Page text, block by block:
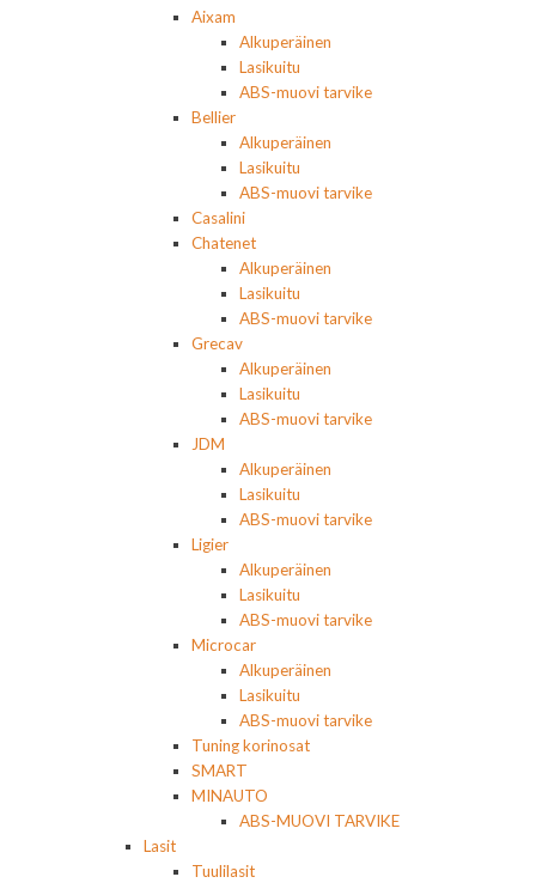
Aixam
Alkuperäinen
Lasikuitu
ABS-muovi tarvike
Bellier
Alkuperäinen
Lasikuitu
ABS-muovi tarvike
Casalini
Chatenet
Alkuperäinen
Lasikuitu
ABS-muovi tarvike
Grecav
Alkuperäinen
Lasikuitu
ABS-muovi tarvike
JDM
Alkuperäinen
Lasikuitu
ABS-muovi tarvike
Ligier
Alkuperäinen
Lasikuitu
ABS-muovi tarvike
Microcar
Alkuperäinen
Lasikuitu
ABS-muovi tarvike
Tuning korinosat
SMART
MINAUTO
ABS-MUOVI TARVIKE
Lasit
Tuulilasit